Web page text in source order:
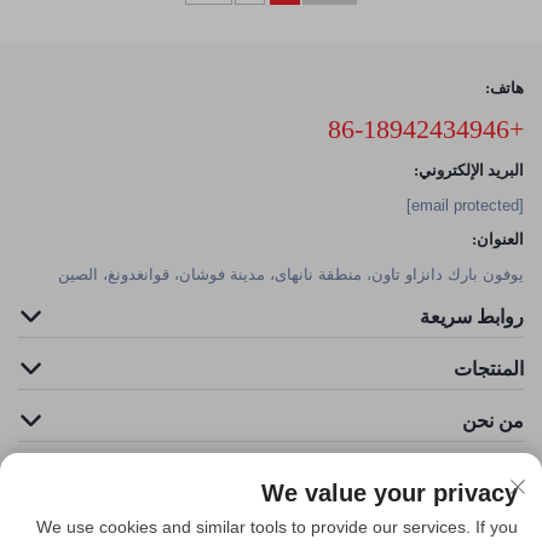
هاتف:
+86-18942434946
البريد الإلكتروني:
[email protected]
العنوان:
يوفون بارك دانزاو تاون، منطقة نانهاى، مدينة فوشان، قوانغدونغ، الصين
روابط سريعة
المنتجات
من نحن
We value your privacy
We use cookies and similar tools to provide our services. If you